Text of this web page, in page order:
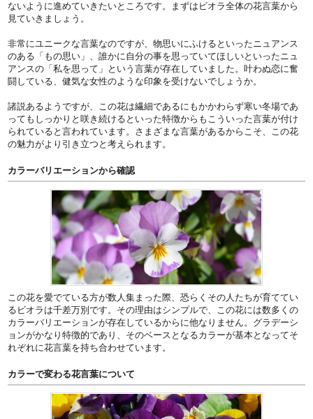
ないように進めていきたいところです。まずはビオラ全体の花言葉から
見ていきましょう。
非常にユニークな言葉なのですが、物思いにふけるといったニュアンス
のある「もの思い」、誰かに自分の事を思っていてほしいといったニュ
アンスの「私を思って」という言葉が存在していました。叶わぬ恋に奮
闘している、健気な女性のような印象を受けないでしょうか。
諸説あるようですが、この花は繊細であるにもかかわらず寒い冬場であ
ってもしっかりと咲き続けるといった特徴からもこういった言葉が付け
られていると言われています。さまざまな言葉があるからこそ、この花
の魅力がより引き立つと考えられます。
カラーバリエーションから確認
この花を愛でている方が数人集まった際、恐らくその人たちが育ててい
るビオラは千差万別です。その理由はシンプルで、この花には数多くの
カラーバリエーションが存在しているからに他なりません。グラデーシ
ョンがかなり特徴的であり、そのベースとなるカラーが基本となってそ
れぞれに花言葉を持ち合わせています。
カラーで変わる花言葉について